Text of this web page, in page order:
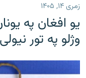
زمری ۱۴, ۱۴۰۵
یو افغان په
وژلو په تور